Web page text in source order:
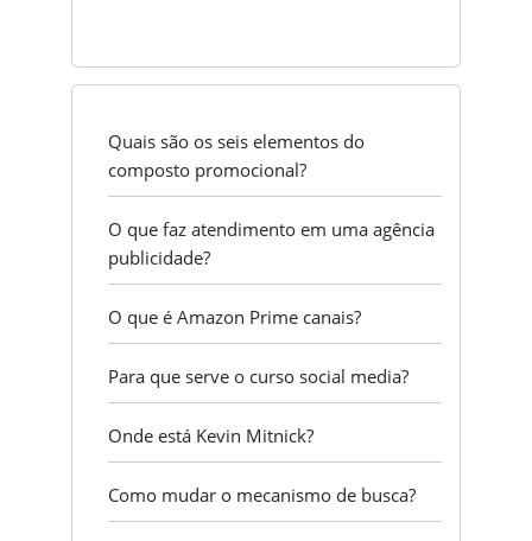
Quais são os seis elementos do
composto promocional?
O que faz atendimento em uma agência
publicidade?
O que é Amazon Prime canais?
Para que serve o curso social media?
Onde está Kevin Mitnick?
Como mudar o mecanismo de busca?